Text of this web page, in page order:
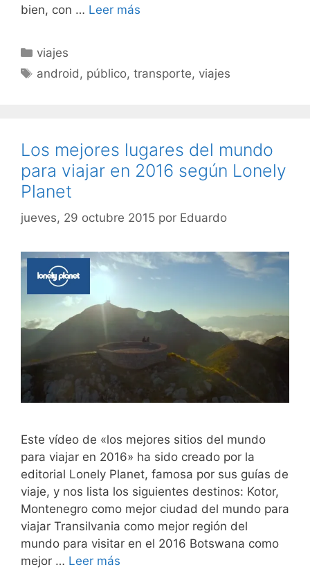
bien, con … Leer más
Categorías
viajes
Etiquetas
android , público,transporte, viajes
Los mejores lugares del mundo
para viajar en 2016 según Lonely
Planet
jueves, 29 octubre 2015 por Eduardo
Este vídeo de «los mejores sitios del mundo
para viajar en 2016» ha sido creado por la
editorial Lonely Planet, famosa por sus guías de
viaje, y nos lista los siguientes destinos: Kotor,
Montenegro como mejor ciudad del mundo para
viajar Transilvania como mejor región del
mundo para visitar en el 2016 Botswana como
mejor … Leer más